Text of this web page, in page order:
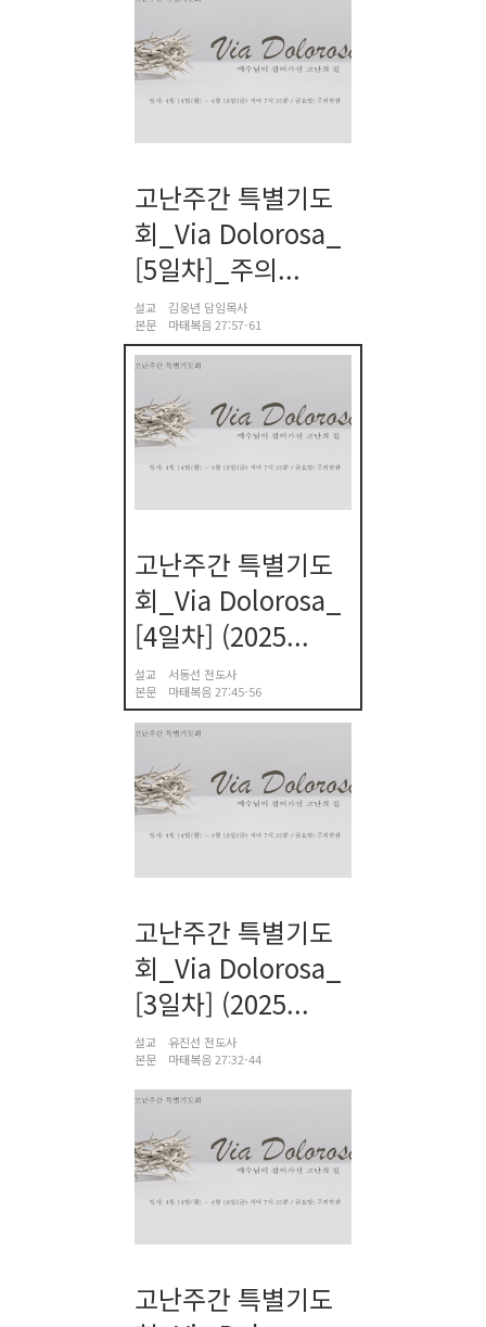
고난주간 특별기도
회_Via Dolorosa_
[5일차]_주의...
설교
김웅년 담임목사
본문
마태복음 27:57-61
고난주간 특별기도
회_Via Dolorosa_
[4일차] (2025...
설교
서동선 전도사
본문
마태복음 27:45-56
고난주간 특별기도
회_Via Dolorosa_
[3일차] (2025...
설교
유진선 전도사
본문
마태복음 27:32-44
고난주간 특별기도